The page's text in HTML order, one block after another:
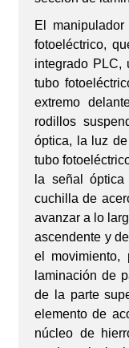
El
fotoeléctrico,
integrado PLC,
tubo
extremo
rodillos
óptica, la luz
tubo
la señal
cuchilla de
avanzar a lo
ascendente y
el
laminación de
de la parte
elemento de
núcleo de